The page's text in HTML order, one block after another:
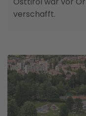
verschafft.